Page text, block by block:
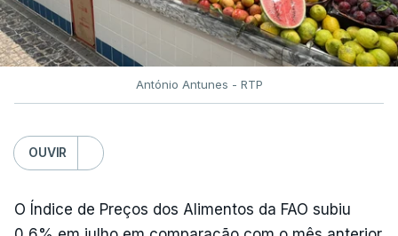
António Antunes - RTP
OUVIR
O Índice de Preços dos Alimentos da FAO subiu